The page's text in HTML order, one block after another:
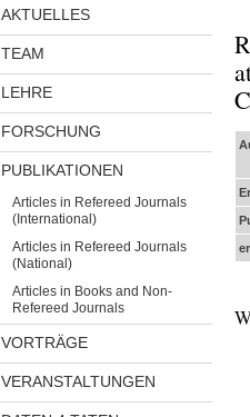
AKTUELLES
TEAM
LEHRE
FORSCHUNG
PUBLIKATIONEN
Articles in Refereed Journals
(International)
Articles in Refereed Journals
(National)
Articles in Books and Non-
Refereed Journals
VORTRÄGE
VERANSTALTUNGEN